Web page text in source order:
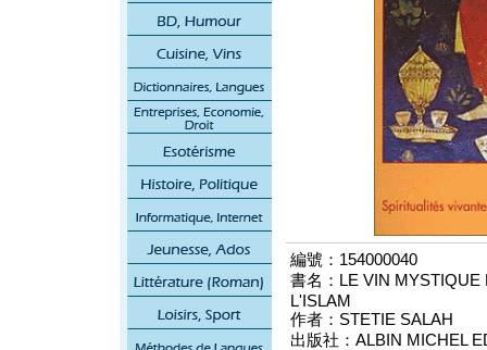
編號：154000040
書名：LE VIN MYSTIQUE
L'ISLAM
作者：STETIE SALAH
出版社：ALBIN MICHEL